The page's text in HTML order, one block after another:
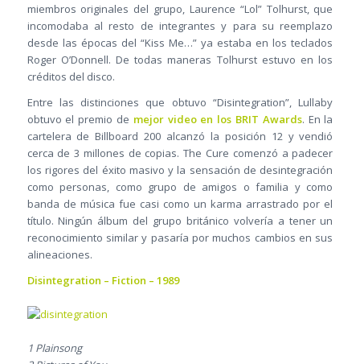
miembros originales del grupo, Laurence “Lol” Tolhurst, que
incomodaba al resto de integrantes y para su reemplazo
desde las épocas del “Kiss Me…” ya estaba en los teclados
Roger O’Donnell. De todas maneras Tolhurst estuvo en los
créditos del disco.
Entre las distinciones que obtuvo “Disintegration”, Lullaby
obtuvo el premio de mejor video en los BRIT Awards. En la
cartelera de Billboard 200 alcanzó la posición 12 y vendió
cerca de 3 millones de copias. The Cure comenzó a padecer
los rigores del éxito masivo y la sensación de desintegración
como personas, como grupo de amigos o familia y como
banda de música fue casi como un karma arrastrado por el
título. Ningún álbum del grupo británico volvería a tener un
reconocimiento similar y pasaría por muchos cambios en sus
alineaciones.
Disintegration – Fiction – 1989
1 Plainsong